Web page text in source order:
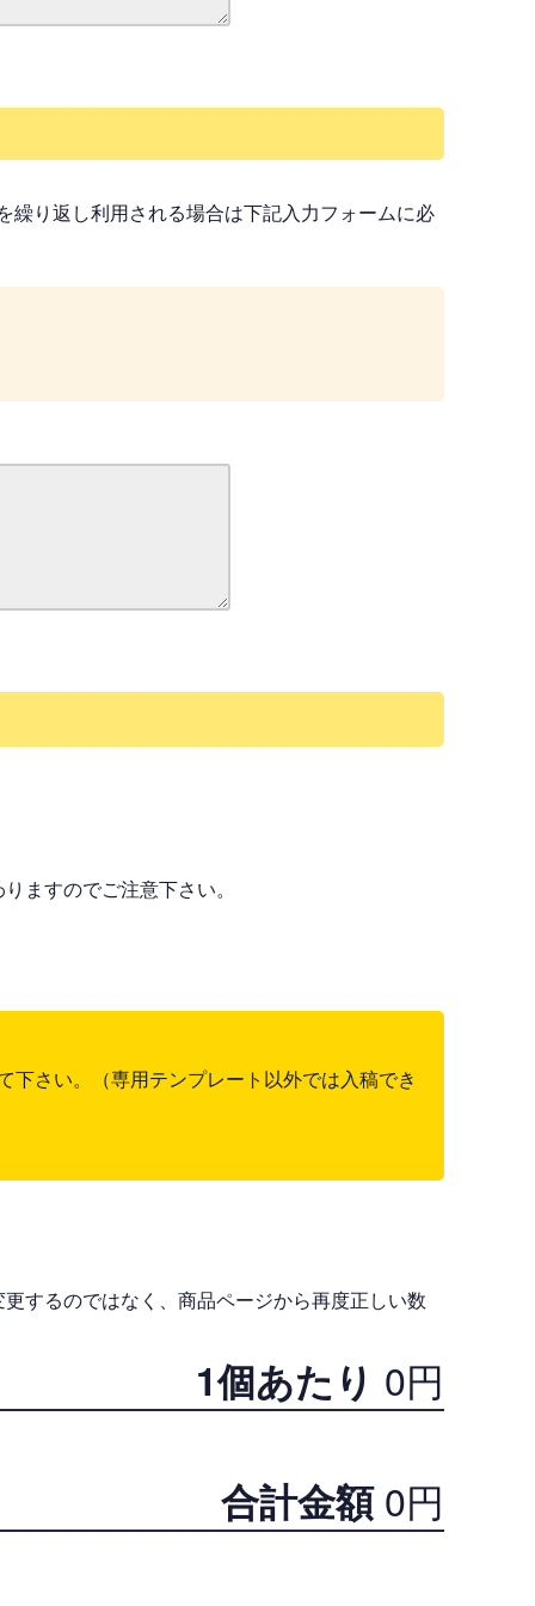
り返し利用される場合は下記入力フォームに必
ますのでご注意下さい。
下さい。（専用テンプレート以外では入稿でき
するのではなく、商品ページから再度正しい数
1個あたり 0円
合計金額0円